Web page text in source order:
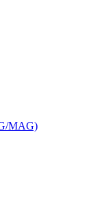
MAG)